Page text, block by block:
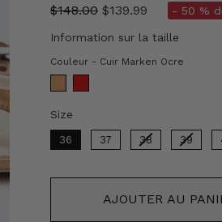
régulier
$148.00 $139.99 - 50 %
Information sur la taille
Couleur - Cuir Marken Ocre
Size
36 37 38 39
AJOUTER AU